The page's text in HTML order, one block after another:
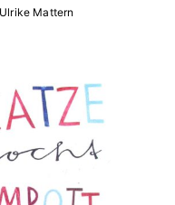
Mattern